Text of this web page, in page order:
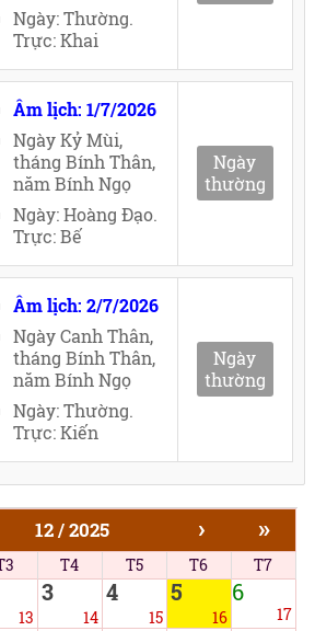
Ngày: Thường.
Trực: Khai
Âm lịch: 1/7/2026
Ngày Kỷ Mùi,
tháng Bính Thân,
năm Bính Ngọ
Ngày: Hoàng Đạo.
Trực: Bế
Ngày
thường
Âm lịch: 2/7/2026
Ngày Canh Thân,
tháng Bính Thân,
năm Bính Ngọ
Ngày: Thường.
Trực: Kiến
Ngày
thường
12 / 2025 › »
T4 T5 T6 T7
13
3
14
4
15
5
16
6
17